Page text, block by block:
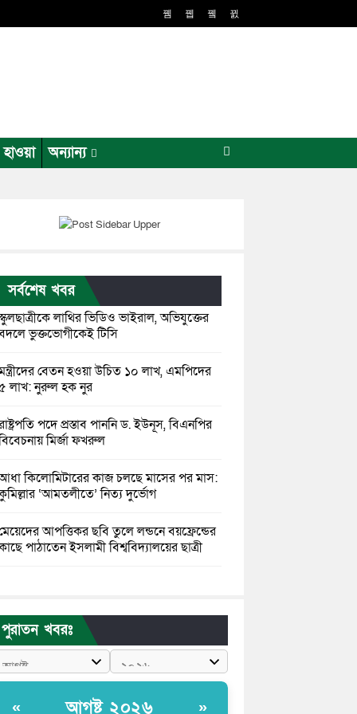
অন্যান্য
সর্বশেষ খবর
লাথির ভিডিও ভাইরাল, অভিযুক্তের
ভুক্তভোগীকেই টিসি
বেতন হওয়া উচিত ১০ লাখ, এমপিদের
লাখ: নুরুল হক নুর
পদে প্রস্তাব পাননি ড. ইউনূস, বিএনপির
মির্জা ফখরুল
কিলোমিটারের কাজ চলছে মাসের পর মাস:
‘আমতলীতে’ নিত্য দুর্ভোগ
আপত্তিকর ছবি তুলে লন্ডনে বয়ফ্রেন্ডের
পাঠাতেন ইসলামী বিশ্ববিদ্যালয়ের ছাত্রী
পাঁচ দেশি মাছে মিলল মাইক্রোপ্লাস্টিক, সবচেয়ে
কই মাছে
দিলো সৌদি সরকার
পুরাতন খবরঃ
« আগষ্ট ২০২৬ »